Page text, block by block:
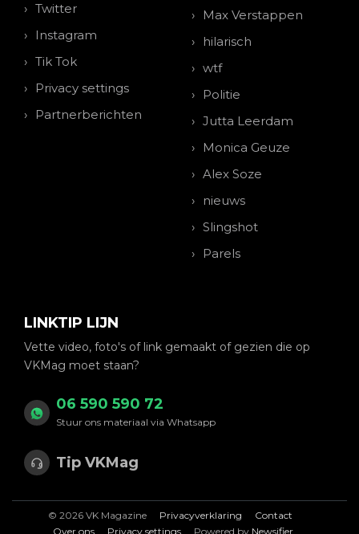
Twitter
Instagram
Tik Tok
Privacy settings
Partnerberichten
Max Verstappen
hilarisch
wtf
Politie
Jutta Leerdam
Monica Geuze
Alex Soze
nieuws
Slingshot
Parels
LINKTIP LIJN
Vette video, foto's of link gemaakt of gezien die op
VKMag moet staan?
06 590 590 72
Stuur ons materiaal via Whatsapp
Tip VKMag
© 2026 VK Magazine Privacyverklaring
Contact
Over ons
Privacy settings Powered by Newsifier